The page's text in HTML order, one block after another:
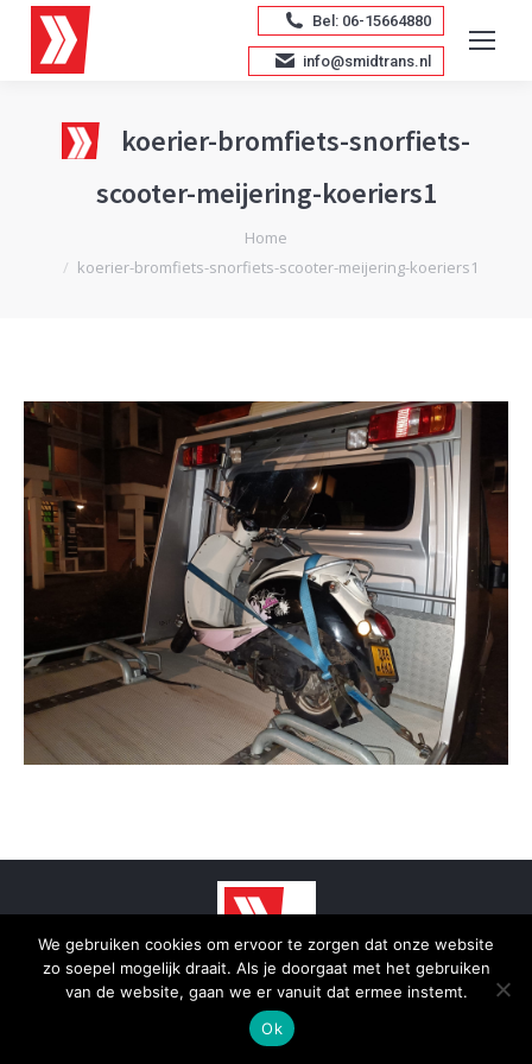
Bel: 06-15664880
info@smidtrans.nl
koerier-bromfiets-snorfiets-
scooter-meijering-koeriers1
Home
koerier-bromfiets-snorfiets-scooter-meijering-koeriers1
© 2025 - SmidTrans - Koerier Groningen
Bottom menu
We gebruiken cookies om ervoor te zorgen dat onze website
zo soepel mogelijk draait. Als je doorgaat met het gebruiken
van de website, gaan we er vanuit dat ermee instemt.
Ok